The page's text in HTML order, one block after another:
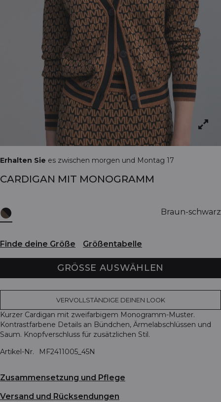
Erhalten Sie es zwischen morgen und Montag 17
CARDIGAN MIT MONOGRAMM
Braun-schwarz
Finde deine Größe Größentabelle
GRÖSSE AUSWÄHLEN
VERVOLLSTÄNDIGE DEINEN LOOK
Kurzer Cardigan mit zweifarbigem Monogramm-Muster.
Kontrastfarbene Details an Bündchen, Ärmelabschlüssen und
Saum. Knopfverschluss für zusätzlichen Stil.
Artikel-Nr.
MF2411005_45N
Zusammensetzung und Pflege
Versand und Rücksendungen